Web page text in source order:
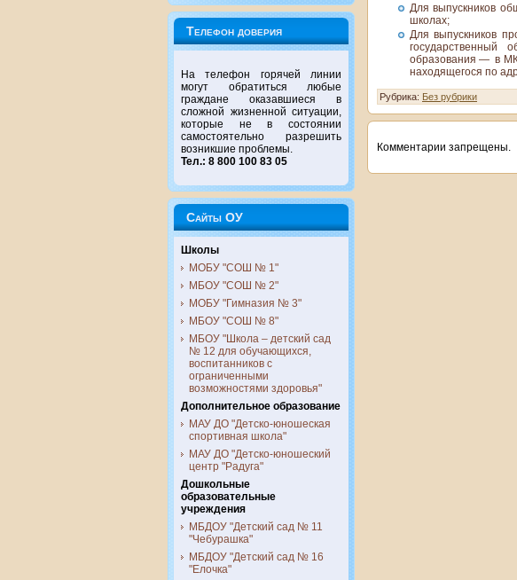
Телефон доверия
На телефон горячей линии
могут обратиться любые
граждане оказавшиеся в
сложной жизненной ситуации,
которые не в состоянии
самостоятельно разрешить
возникшие проблемы.
Тел.: 8 800 100 83 05
Сайты ОУ
Школы
МОБУ "СОШ № 1"
МБОУ "СОШ № 2"
МОБУ "Гимназия № 3"
МБОУ "СОШ № 8"
МБОУ "Школа – детский сад
№ 12 для обучающихся,
воспитанников с
ограниченными
возможностями здоровья"
Дополнительное образование
МАУ ДО "Детско-юношеская
спортивная школа"
МАУ ДО "Детско-юношеский
центр "Радуга"
Дошкольные
образовательные
учреждения
МБДОУ "Детский сад № 11
"Чебурашка"
МБДОУ "Детский сад № 16
"Елочка"
Для выпускников
школах;
Для выпускников
государственный
образования — в
находящегося по
Рубрика: Без рубрики
Комментарии запрещены.